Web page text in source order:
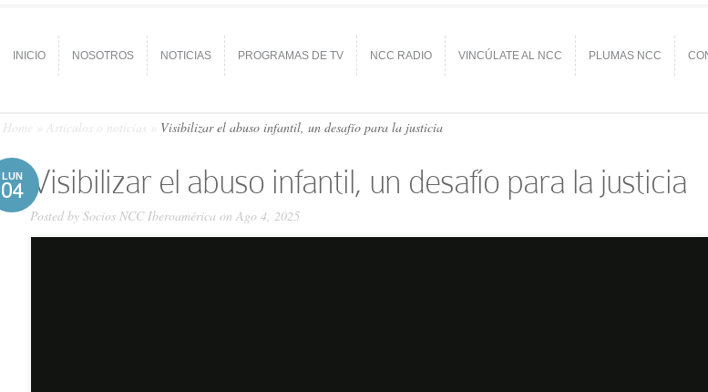
INICIO NOSOTROS NOTICIAS PROGRAMAS DE TV NCC RADIO VINCÚLATE AL NCC PLUMAS NCC
Home Artículos o noticias Visibilizar el abuso infantil, un desafío para la justicia
LUN
04 Visibilizar el abuso infantil, un desafío para la justicia
Posted by Socios NCC Iberoamérica on Ago 4, 2025